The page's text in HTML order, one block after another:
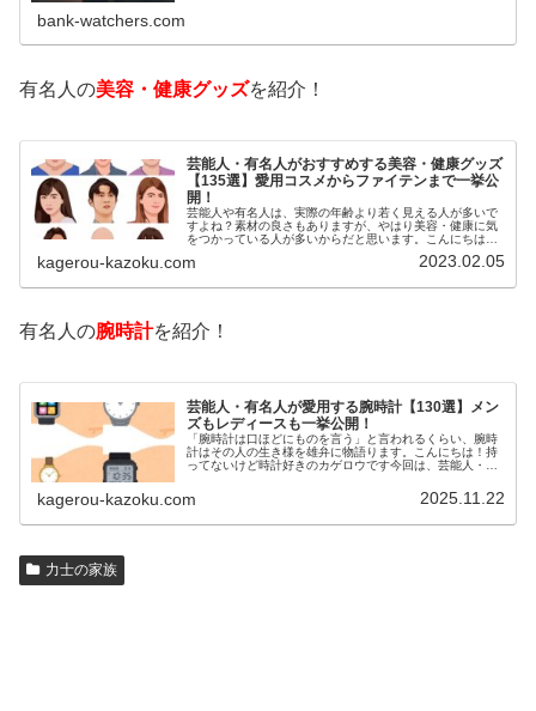
bank-watchers.com
有名人の美容・健康グッズを紹介！
芸能人・有名人がおすすめする美容・健康グッズ
【135選】愛用コスメからファイテンまで一挙公
開！
芸能人や有名人は、実際の年齢より若く見える人が多いで
すよね？素材の良さもありますが、やはり美容・健康に気
をつかっている人が多いからだと思います。こんにちは！
いるのでしょうか？今回は、芸能人…
kagerou-kazoku.com 2023.02.05
有名人の腕時計を紹介！
芸能人・有名人が愛用する腕時計【130選】メン
ズもレディースも一挙公開！
「腕時計は口ほどにものを言う」と言われるくらい、腕時
計はその人の生き様を雄弁に物語ります。こんにちは！持
ってないけど時計好きのカゲロウです今回は、芸能人・有
kagerou-kazoku.com 2025.11.22
力士の家族